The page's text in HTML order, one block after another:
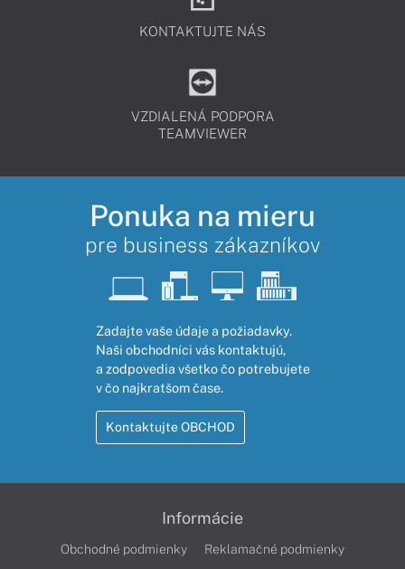
KONTAKTUJTE NÁS
VZDIALENÁ PODPORA
TEAMVIEWER
Ponuka na mieru
pre business zákazníkov
Zadajte vaše údaje a požiadavky.
Naši obchodníci vás kontaktujú,
a zodpovedia všetko čo potrebujete
v čo najkratšom čase.
Kontaktujte OBCHOD
Informácie
Obchodné podmienky
Reklamačné podmienky